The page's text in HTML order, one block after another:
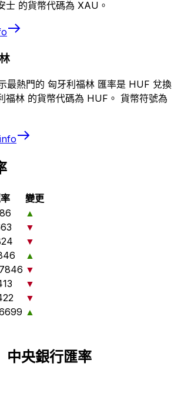
士 的貨幣代碼為 XAU。
最熱門的 匈牙利福林 匯率是 HUF 兌換
福林 的貨幣代碼為 HUF。 貨幣符號為
info
變更
▲
▼
▼
▲
▼
▼
▼
▲
中央銀行匯率